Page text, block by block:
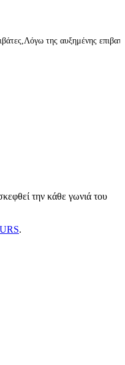
της αυξημένης
την κάθε γωνιά του
.